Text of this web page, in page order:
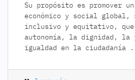
Su propósito es promover
económico y social global,
inclusivo y equitativo, que
autonomía, la dignidad,
igualdad en la ciudadanía